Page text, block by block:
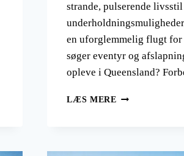
strande, pulserende
en uforglemmelig flugt for
søger eventyr og
opleve i Queensland?
LÆS MERE REJSER